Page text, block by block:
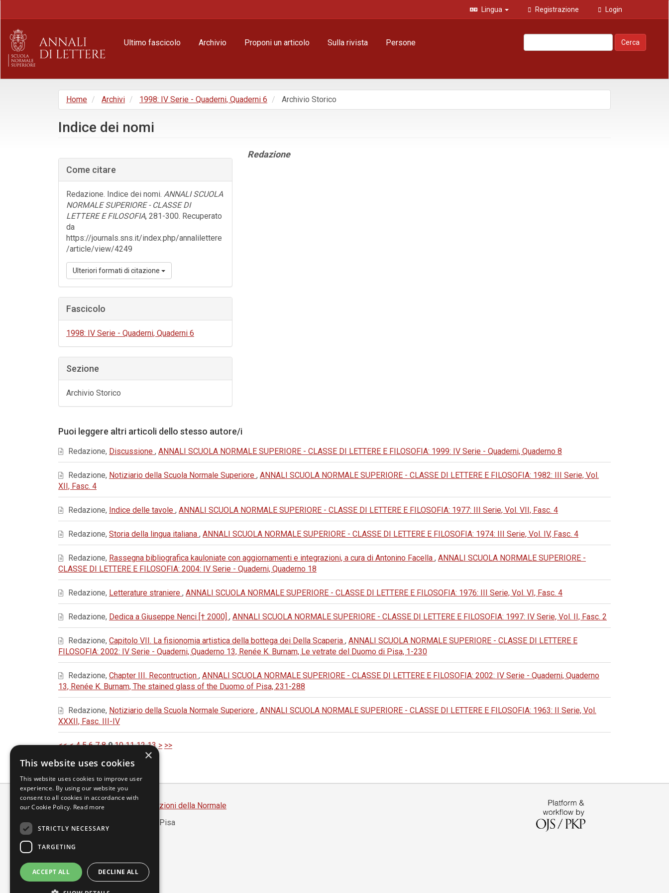
principale
Barra
laterale
Lingua Registrazione Login
Ultimo fascicolo Archivio Proponi un articolo Sulla rivista Persone Cerca
Home Archivi 1998: IV Serie - Quaderni, Quaderni 6 Archivio Storico
Indice dei nomi
laterale
dell'articolo
Come citare
Redazione. Indice dei nomi. ANNALI SCUOLA
NORMALE SUPERIORE - CLASSE DI
LETTERE E FILOSOFIA, 281-300. Recuperato
da
https://journals.sns.it/index.php/annalilettere
/article/view/4249
Ulteriori formati di citazione
Fascicolo
1998: IV Serie - Quaderni, Quaderni 6
Sezione
Archivio Storico
Contenuto
Redazione
Puoi leggere altri articoli dello stesso autore/i
Redazione, Discussione , ANNALI SCUOLA NORMALE SUPERIORE - CLASSE DI LETTERE E FILOSOFIA: 1999: IV Serie - Quaderni, Quaderno 8
Redazione, Notiziario della Scuola Normale Superiore , ANNALI SCUOLA NORMALE SUPERIORE - CLASSE DI LETTERE E FILOSOFIA: 1982: III Serie, Vol.
XII, Fasc. 4
Redazione, Indice delle tavole , ANNALI SCUOLA NORMALE SUPERIORE - CLASSE DI LETTERE E FILOSOFIA: 1977: III Serie, Vol. VII, Fasc. 4
Redazione, Storia della lingua italiana , ANNALI SCUOLA NORMALE SUPERIORE - CLASSE DI LETTERE E FILOSOFIA: 1974: III Serie, Vol. IV, Fasc. 4
Redazione, Rassegna bibliografica kauloniate con aggiornamenti e integrazioni, a cura di Antonino Facella , ANNALI SCUOLA NORMALE SUPERIORE -
CLASSE DI LETTERE E FILOSOFIA: 2004: IV Serie - Quaderni, Quaderno 18
Redazione, Letterature straniere , ANNALI SCUOLA NORMALE SUPERIORE - CLASSE DI LETTERE E FILOSOFIA: 1976: III Serie, Vol. VI, Fasc. 4
Redazione, Dedica a Giuseppe Nenci [† 2000] , ANNALI SCUOLA NORMALE SUPERIORE - CLASSE DI LETTERE E FILOSOFIA: 1997: IV Serie, Vol. II, Fasc. 2
Redazione, Capitolo VII. La fisionomia artistica della bottega dei Della Scaperia , ANNALI SCUOLA NORMALE SUPERIORE - CLASSE DI LETTERE E
FILOSOFIA: 2002: IV Serie - Quaderni, Quaderno 13, Renée K. Burnam, Le vetrate del Duomo di Pisa, 1-230
Redazione, Chapter III. Recontruction , ANNALI SCUOLA NORMALE SUPERIORE - CLASSE DI LETTERE E FILOSOFIA: 2002: IV Serie - Quaderni, Quaderno
13, Renée K. Burnam, The stained glass of the Duomo of Pisa, 231-288
Redazione, Notiziario della Scuola Normale Superiore , ANNALI SCUOLA NORMALE SUPERIORE - CLASSE DI LETTERE E FILOSOFIA: 1963: II Serie, Vol.
XXXII, Fasc. III-IV
<< < 4 5 6 7 8 9 10 11 12 13 > >>
Scuola Normale Superiore
Edizioni della Normale
Piazza dei Cavalieri, 7 - 56126 Pisa
Partita IVA 00420000507
segreteria.annali@sns.it
Accessibilità
×
This website uses cookies
This website uses cookies to improve user
experience. By using our website you
consent to all cookies in accordance with
our Cookie Policy. Read more
STRICTLY NECESSARY
TARGETING
ACCEPT ALL DECLINE ALL